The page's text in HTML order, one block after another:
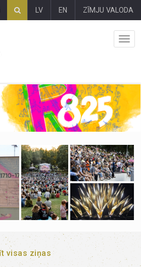
LV EN ZĪMJU VALODA
visas ziņas